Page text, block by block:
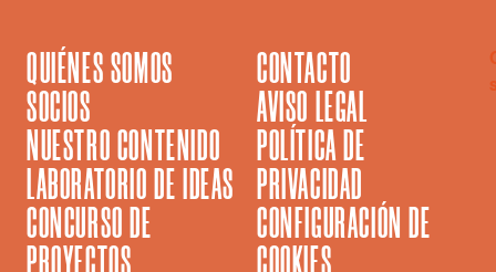
QUIÉNES SOMOS
SOCIOS
NUESTRO CONTENIDO
LABORATORIO DE IDEAS
CONCURSO DE
PROYECTOS
CONTACTO
AVISO LEGAL
POLÍTICA DE
PRIVACIDAD
CONFIGURACIÓN DE
COOKIES